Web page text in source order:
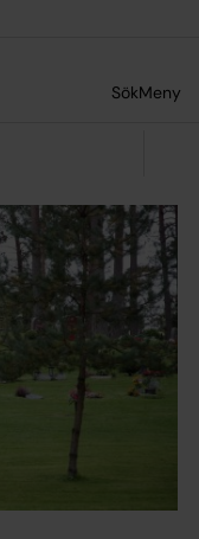
SökMeny